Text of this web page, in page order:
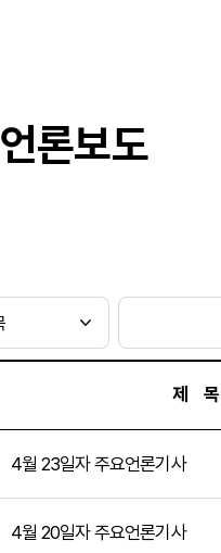
언론보도
제 목
4월 23일자 주요언론기사
4월 20일자 주요언론기사